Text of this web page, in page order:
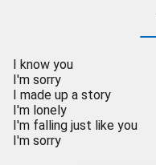
I know you
I'm sorry
I made up a story
I'm lonely
I'm falling just like you
I'm sorry